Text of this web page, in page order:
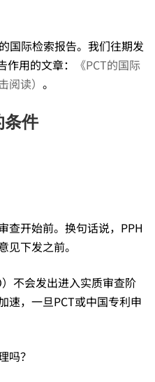
国际检索报告。我们往期发
用的文章：
《PCT的国际
读） 。
条件
查开始前。换句话说，PPH
见下发之前。
不会发出进入实质审查阶
速，一旦PCT或中国专利申
吗？